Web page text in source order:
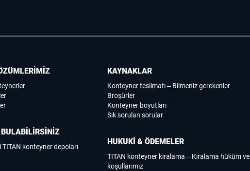
BULABİLİRSİNİZ
TITAN konteyner depoları
KAYNAKLAR
Konteyner teslimatı – Bilmeniz gerekenler
Broşürler
Konteyner boyutları
Sık sorulan sorular
HUKUKİ & ÖDEMELER
TITAN konteyner kiralama – Kiralama hüküm ve
koşullarımız